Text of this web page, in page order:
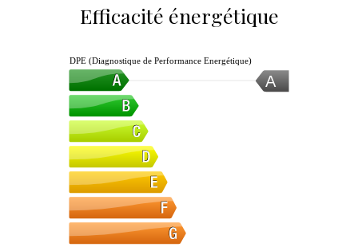
Efficacité énergétique
A
DPE (Diagnostique de Performance Energétique)